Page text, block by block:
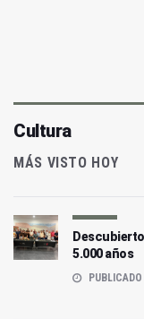
Cultura
MÁS VISTO HOY
5.000 años